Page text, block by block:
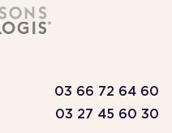
03 66 72 64 60
03 27 45 60 30